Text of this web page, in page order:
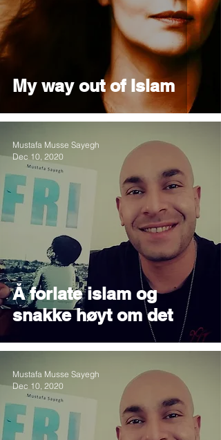
My way out of Islam
Å forlate islam og
snakke høyt om det
Mustafa Musse Sayegh
Dec 10, 2020
Mustafa Musse Sayegh
Dec 10, 2020